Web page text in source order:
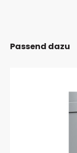
Passend dazu